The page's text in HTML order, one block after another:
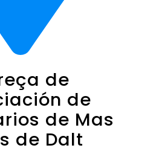
de
de
de Mas
de Dalt